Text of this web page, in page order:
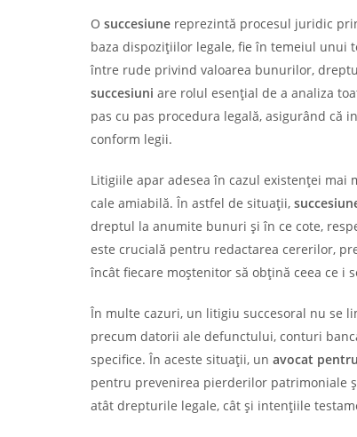
O succesiune reprezintă procesul juridic
baza dispozițiilor legale, fie în temeiul unui
între rude privind valoarea bunurilor,
succesiuni are rolul esențial de a analiza
pas cu pas procedura legală, asigurând că
conform legii.
Litigiile apar adesea în cazul existenței
cale amiabilă. În astfel de situații,
dreptul la anumite bunuri și în ce cote,
este crucială pentru redactarea cererilor,
încât fiecare moștenitor să obțină ceea ce i
În multe cazuri, un litigiu succesoral nu se
precum datorii ale defunctului, conturi
specifice. În aceste situații, un avocat
pentru prevenirea pierderilor patrimoniale
atât drepturile legale, cât și intențiile